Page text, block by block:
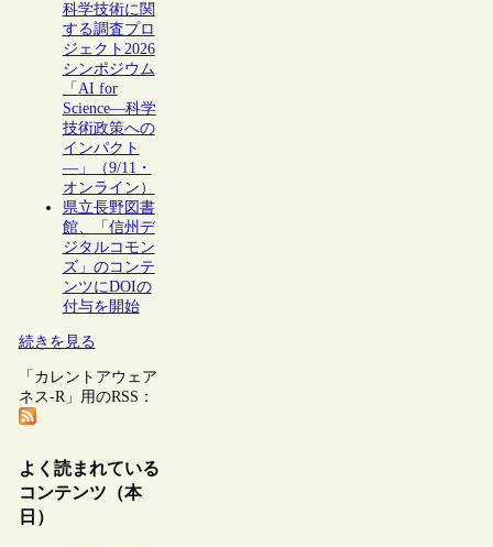
科学技術に関
する調査プロ
ジェクト2026
シンポジウム
「AI for
Science―科学
技術政策への
インパクト
―」（9/11・
オンライン）
県立長野図書
館、「信州デ
ジタルコモン
ズ」のコンテ
ンツにDOIの
付与を開始
続きを見る
「カレントアウェア
ネス-R」用のRSS：
よく読まれている
コンテンツ（本
日）